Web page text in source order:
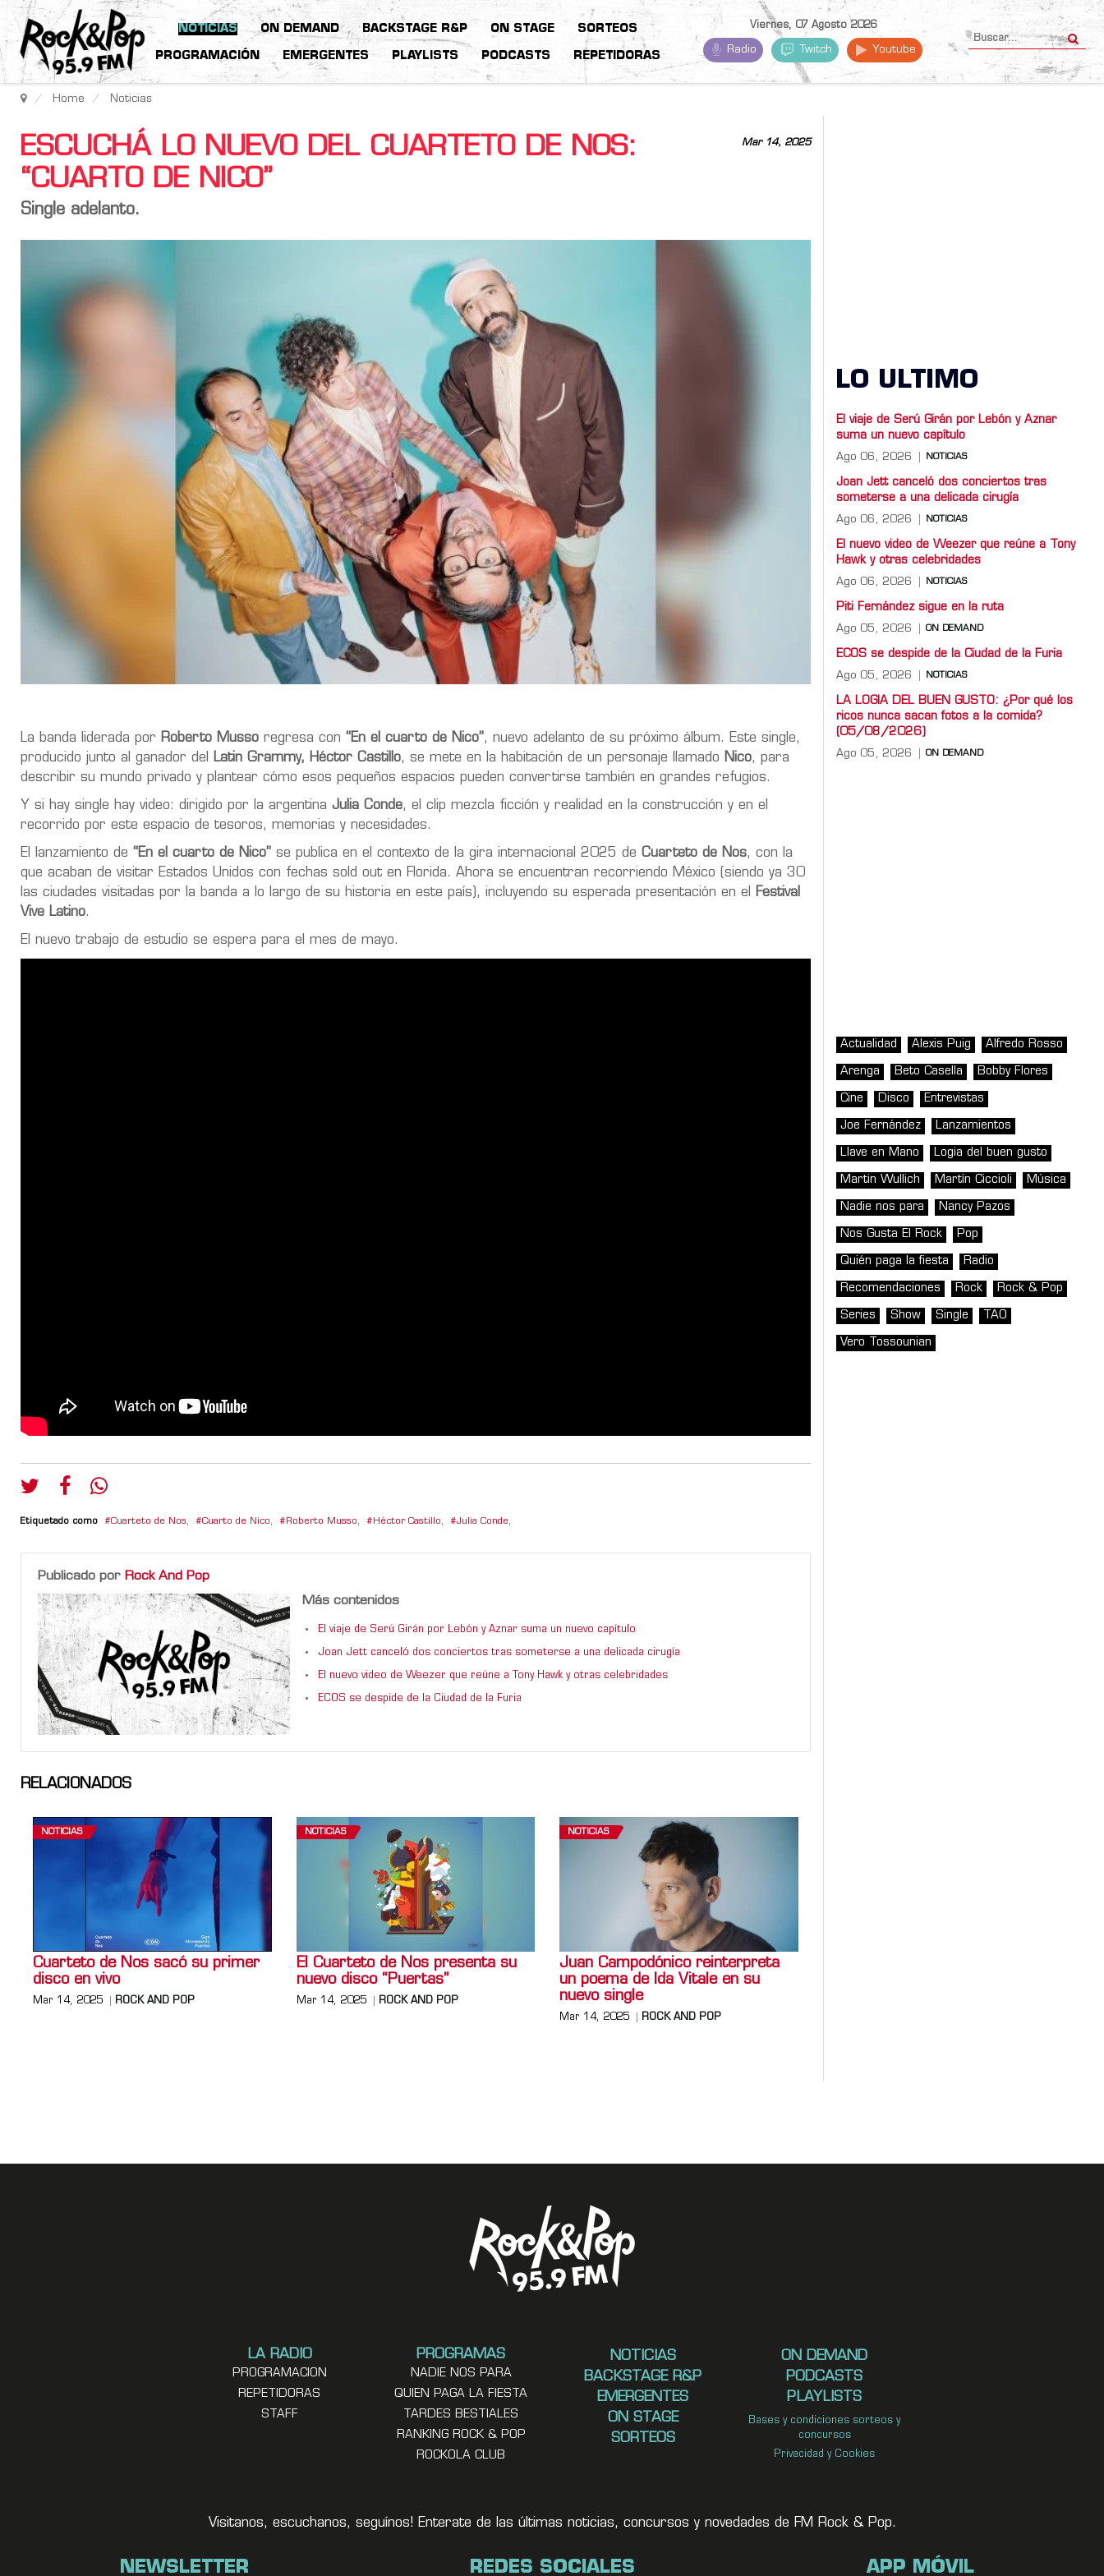
NOTICIAS ON DEMAND BACKSTAGE R&P ON STAGE SORTEOS
PROGRAMACIÓN EMERGENTES PLAYLISTS PODCASTS REPETIDORAS
Viernes, 07 Agosto 2026
Radio Twitch Youtube
Home Noticias
Mar 14, 2025
ESCUCHÁ LO NUEVO DEL CUARTETO DE NOS:
“CUARTO DE NICO”
Single adelanto.
La banda liderada por Roberto Musso regresa con “En el cuarto de Nico”, nuevo adelanto de su próximo álbum. Este single,
producido junto al ganador del
Latin Grammy, Héctor Castillo, se mete en la habitación de un personaje llamado Nico, para
describir su mundo privado y plantear cómo esos pequeños espacios pueden convertirse también en grandes refugios.
Y si hay single hay video: dirigido por la argentina Julia Conde, el clip mezcla ficción y realidad en la construcción y en el
recorrido por este espacio de tesoros, memorias y necesidades.
El lanzamiento de “En el cuarto de Nico” se publica en el contexto de la gira internacional 2025 de Cuarteto de Nos, con la
que acaban de visitar Estados Unidos con fechas sold out en Florida. Ahora se encuentran recorriendo México
(siendo ya 30
las ciudades visitadas por la banda a lo largo de su historia en este país), incluyendo su esperada presentación en el
Festival
Vive Latino.
El nuevo trabajo de estudio se espera para el mes de mayo.
Etiquetado como Cuarteto de Nos, Cuarto de Nico, Roberto Musso, Héctor Castillo, Julia Conde,
Publicado por Rock And Pop
Más contenidos
El viaje de Serú Girán por Lebón y Aznar suma un nuevo capítulo
Joan Jett canceló dos conciertos tras someterse a una delicada cirugía
El nuevo video de Weezer que reúne a Tony Hawk y otras celebridades
ECOS se despide de la Ciudad de la Furia
RELACIONADOS
NOTICIAS
Cuarteto de Nos sacó su primer
disco en vivo
Mar 14, 2025 ROCK AND POP
NOTICIAS
El Cuarteto de Nos presenta su
nuevo disco “Puertas”
Mar 14, 2025 ROCK AND POP
NOTICIAS
Juan Campodónico reinterpreta
un poema de Ida Vitale en su
nuevo single
Mar 14, 2025 ROCK AND POP
LO ULTIMO
El viaje de Serú Girán por Lebón y Aznar
suma un nuevo capítulo
Ago 06, 2026 NOTICIAS
Joan Jett canceló dos conciertos tras
someterse a una delicada cirugía
Ago 06, 2026 NOTICIAS
El nuevo video de Weezer que reúne a Tony
Hawk y otras celebridades
Ago 06, 2026 NOTICIAS
Piti Fernández sigue en la ruta
Ago 05, 2026 ON DEMAND
ECOS se despide de la Ciudad de la Furia
Ago 05, 2026 NOTICIAS
LA LOGIA DEL BUEN GUSTO: ¿Por qué los
ricos nunca sacan fotos a la comida?
(05/08/2026)
Ago 05, 2026 ON DEMAND
Actualidad Alexis Puig Alfredo Rosso
Arenga Beto Casella Bobby Flores
Cine Disco Entrevistas
Joe Fernández Lanzamientos
Llave en Mano Logia del buen gusto
Martin Wullich Martín Ciccioli Música
Nadie nos para Nancy Pazos
Nos Gusta El Rock Pop
Quién paga la fiesta Radio
Recomendaciones Rock Rock & Pop
Series Show Single TAO
Vero Tossounian
LA RADIO
PROGRAMACION
REPETIDORAS
STAFF
PROGRAMAS
NADIE NOS PARA
QUIEN PAGA LA FIESTA
TARDES BESTIALES
RANKING ROCK & POP
ROCKOLA CLUB
NOTICIAS
BACKSTAGE R&P
EMERGENTES
ON STAGE
SORTEOS
ON DEMAND
PODCASTS
PLAYLISTS
Bases y condiciones sorteos y
concursos
Privacidad y Cookies
Visitanos, escuchanos, seguínos! Enterate de las últimas noticias, concursos y novedades de FM Rock & Pop.
NEWSLETTER REDES SOCIALES APP MÓVIL